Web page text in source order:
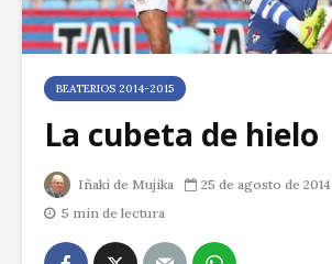
BEATERIOS 2014-2015
La cubeta de hielo
Iñaki de Mujika
25 de agosto de 2014
5 min de lectura